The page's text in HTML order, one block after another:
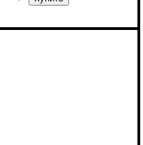
Ширина: 270 см